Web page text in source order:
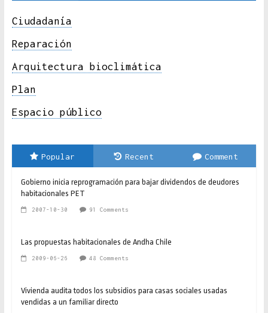
Ciudadanía
Reparación
Arquitectura bioclimática
Plan
Espacio público
Popular Recent Comment
Gobierno inicia reprogramación para bajar dividendos de deudores
habitacionales PET
2007-10-30 91 Comments
Las propuestas habitacionales de Andha Chile
2009-06-26 48 Comments
Vivienda audita todos los subsidios para casas sociales usadas
vendidas a un familiar directo